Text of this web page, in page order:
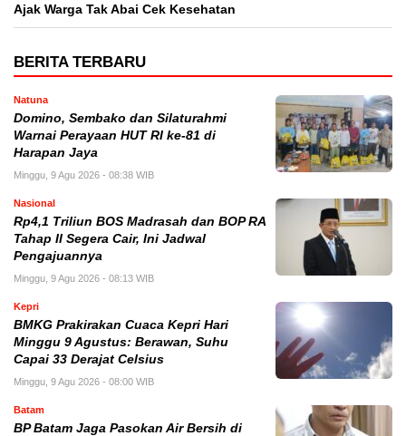
Ajak Warga Tak Abai Cek Kesehatan
BERITA TERBARU
Natuna
Domino, Sembako dan Silaturahmi
Warnai Perayaan HUT RI ke-81 di
Harapan Jaya
Minggu, 9 Agu 2026 - 08:38 WIB
Nasional
Rp4,1 Triliun BOS Madrasah dan BOP RA
Tahap II Segera Cair, Ini Jadwal
Pengajuannya
Minggu, 9 Agu 2026 - 08:13 WIB
Kepri
BMKG Prakirakan Cuaca Kepri Hari
Minggu 9 Agustus: Berawan, Suhu
Capai 33 Derajat Celsius
Minggu, 9 Agu 2026 - 08:00 WIB
Batam
BP Batam Jaga Pasokan Air Bersih di